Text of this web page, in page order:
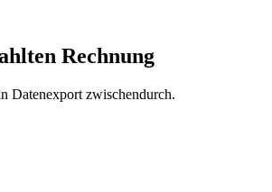
Rechnung
Datenexport zwischendurch.